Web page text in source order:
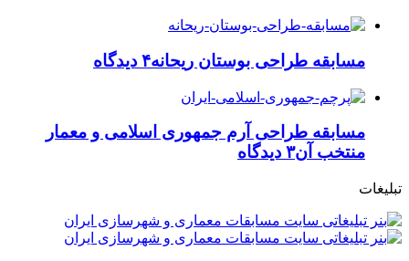
مسابقه طراحی بوستان ریحانه۴ دیدگاه
مسابقه طراحی آرم جمهوری اسلامی و معمار
منتخب آن۳ دیدگاه
تبلیغات